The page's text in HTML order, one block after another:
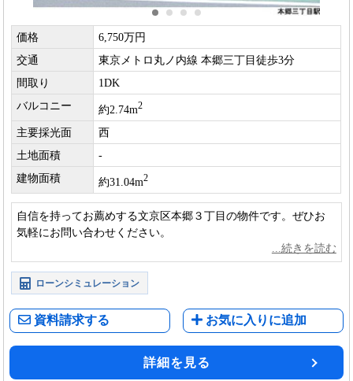
価格
6,750万円
交通
東京メトロ丸ノ内線 本郷三丁目徒歩3分
間取り
1DK
バルコニー
約2.74m2
主要採光面
西
土地面積
-
建物面積
約31.04m2
自信を持ってお薦めする文京区本郷３丁目の物件です。ぜひお
気軽にお問い合わせください。
ローンシミュレーション
資料請求する お気に入りに追加
詳細を見る